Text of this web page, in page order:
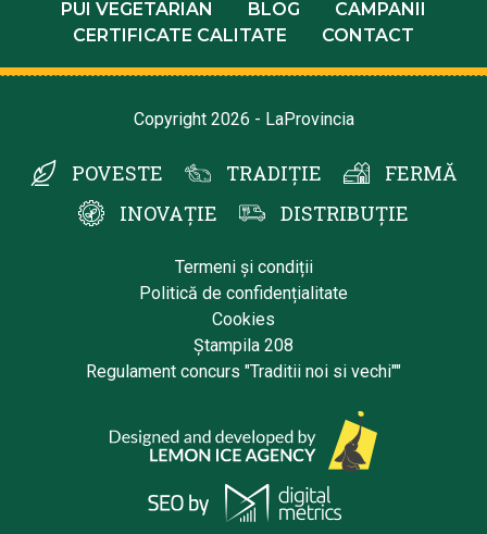
PUI VEGETARIAN
BLOG
CAMPANII
CERTIFICATE CALITATE
CONTACT
Copyright 2026 - LaProvincia
POVESTE TRADIȚIE
FERMĂ
INOVAȚIE
DISTRIBUȚIE
Termeni și condiții
Politică de confidențialitate
Cookies
Ștampila 208
Regulament concurs "Traditii noi si vechi""